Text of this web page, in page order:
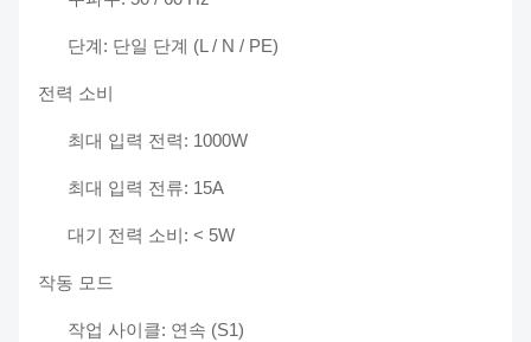
단계: 단일 단계 (L / N / PE)
전력 소비
최대 입력 전력: 1000W
최대 입력 전류: 15A
대기 전력 소비: < 5W
작동 모드
작업 사이클: 연속 (S1)